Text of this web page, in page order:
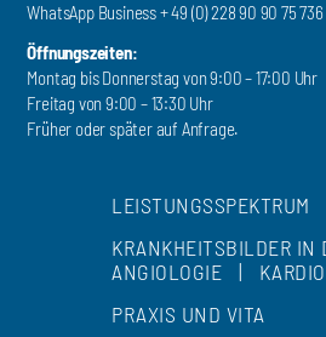
WhatsApp Business + 49 (0) 228 90 90 75 736
Öffnungszeiten:
Montag bis Donnerstag von 9:00 – 17:00 Uhr
Freitag von 9:00 – 13:30 Uhr
Früher oder später auf Anfrage.
LEISTUNGSSPEKTRUM
KRANKHEITSBILDER IN
ANGIOLOGIE
|
PRAXIS UND VITA